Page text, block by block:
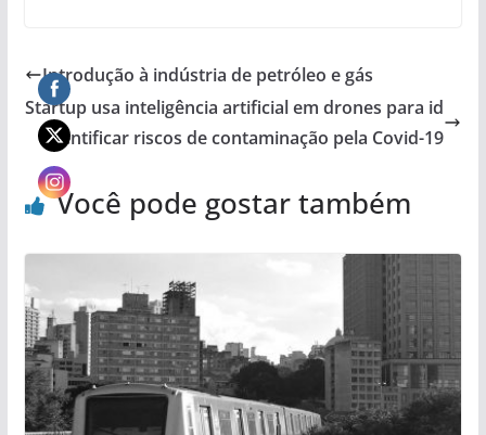
Introdução à indústria de petróleo e gás
Startup usa inteligência artificial em drones para id
entificar riscos de contaminação pela Covid-19
Você pode gostar também